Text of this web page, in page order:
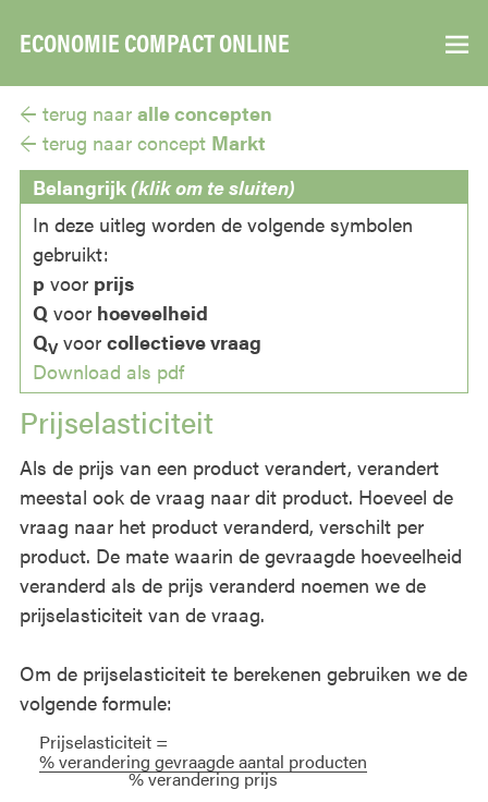
ECONOMIE COMPACT ONLINE ▼
← terug naar alle concepten
← terug naar concept Markt
Belangrijk(klik om te sluiten)
In deze uitleg worden de volgende symbolen
gebruikt:
p voor prijs
Q voor hoeveelheid
QVvoorcollectieve vraag
Download als pdf
Prijselasticiteit
Als de prijs van een product verandert, verandert
meestal ook de vraag naar dit product. Hoeveel de
vraag naar het product veranderd, verschilt per
product. De mate waarin de gevraagde hoeveelheid
veranderd als de prijs veranderd noemen we de
prijselasticiteit van de vraag.
Om de prijselasticiteit te berekenen gebruiken we de
volgende formule:
Prijselasticiteit =
% verandering gevraagde aantal producten
% verandering prijs